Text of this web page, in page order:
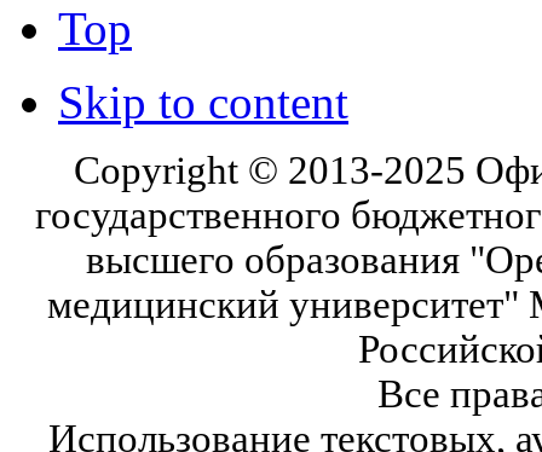
Top
Skip to content
Copyright © 2013-2025
государственного
высшего образования
медицинский университет"
Все
Использование текстовых,